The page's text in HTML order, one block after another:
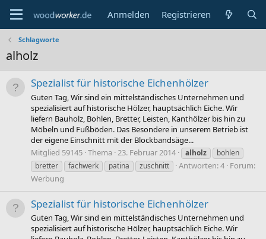
Anmelden Registrieren
Schlagworte
alholz
Spezialist für historische Eichenhölzer
Guten Tag, Wir sind ein mittelständisches Unternehmen und
spezialisiert auf historische Hölzer, hauptsächlich Eiche. Wir
liefern Bauholz, Bohlen, Bretter, Leisten, Kanthölzer bis hin zu
Möbeln und Fußböden. Das Besondere in unserem Betrieb ist
der eigene Einschnitt mit der Blockbandsäge...
Mitglied 59145 Thema 23. Februar 2014 alholz
bohlen
bretter
fachwerk patina zuschnitt Antworten: 4 Forum:
Werbung
Spezialist für historische Eichenhölzer
Guten Tag, Wir sind ein mittelständisches Unternehmen und
spezialisiert auf historische Hölzer, hauptsächlich Eiche. Wir